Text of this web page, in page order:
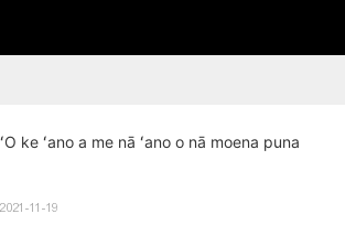
ʻO ke ʻano a me nā ʻano o nā moena puna
2021-11-19